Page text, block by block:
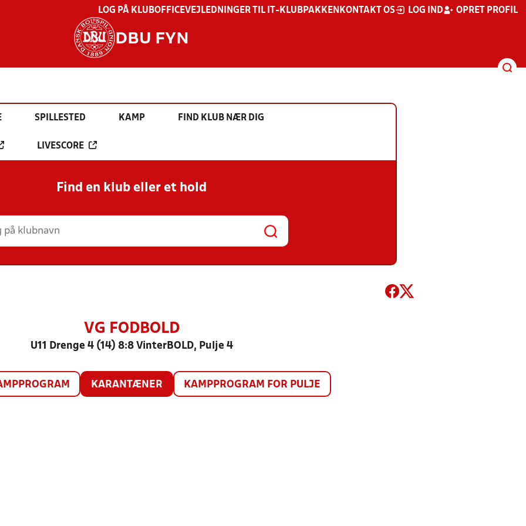
LOG PÅ KLUBOFFICEVEJLEDNINGER TIL IT-KLUBPAKKEN KONTAKT OS LOG IND OPRET PROFIL
DBU FYN
SPILLESTED KAMP FIND KLUB NÆR DIG
LIVESCORE
Find en klub eller et hold
VG FODBOLD
U11 Drenge 4 (14) 8:8 VinterBOLD, Pulje 4
KARANTÆNER KAMPPROGRAM FOR PULJE